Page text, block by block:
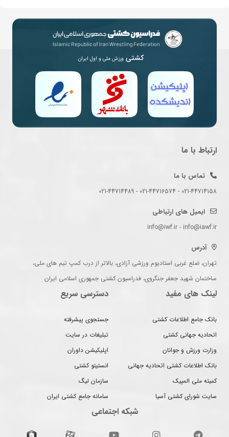
کشتی ورزش ملی و اول ایران
ارتباط با ما
تماس با ما
021-44714158 - 021-44716574 - 021-44714489
ایمیل های ارتباطی
info@iwf.ir - info@iawf.ir
آدرس
تهران، ضلع غربی استادیوم ورزشی آزادی، بالاتر از درب کمپ تیم های ملی،
ساختمان شهید جعفر جنگروی، فدراسیون کشتی جمهوری اسلامی ایران
لینک های مفید
بانک جامع اطلاعات کشتی
اتحادیه جهانی کشتی
وزارت ورزش و جوانان
بانک اطلاعات کشتی اتحادیه جهانی
کمیته ملی المپیک
سایت شورای کشتی آسیا
دسترسی سریع
جستجوی پیشرفته
تبلیغات در سایت
اپلیکیشن داوران
انستیتو کشتی
سازمان لیگ
سامانه جامع کشتی ایران
شبکه اجتماعی